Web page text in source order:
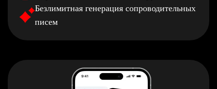
Безлимитная генерация сопроводительных
писем